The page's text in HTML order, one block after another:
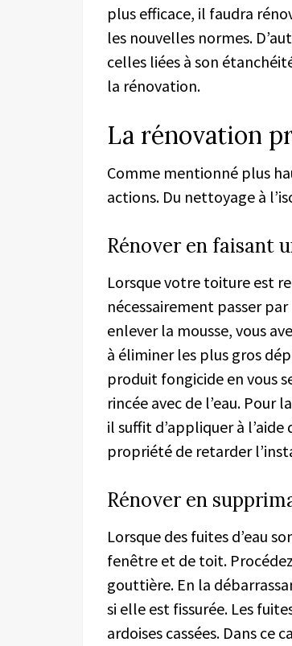
plus efficace, il faudra
les nouvelles normes.
celles liées à son
la rénovation.
La rénovation
Comme mentionné plus
actions. Du nettoyage à
Rénover en faisant
Lorsque votre toiture est
nécessairement passer
enlever la mousse, vous
à éliminer les plus gros
produit fongicide en vous
rincée avec de l’eau.
il suffit d’appliquer à
propriété de retarder
Rénover en
Lorsque des fuites d’eau
fenêtre et de toit.
gouttière. En la
si elle est fissurée. Les
ardoises cassées. Dans ce